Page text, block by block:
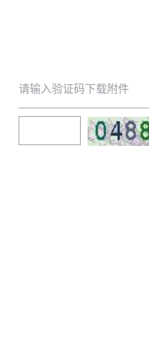
请输入验证码下载附件